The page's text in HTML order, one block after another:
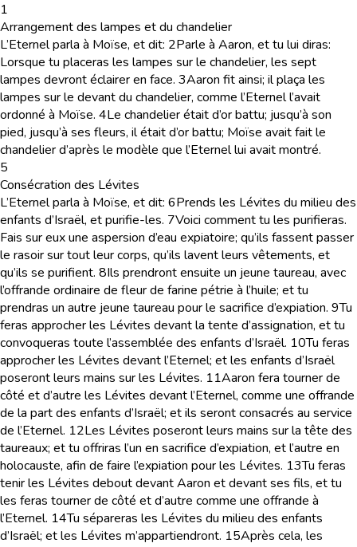
1
Arrangement des lampes et du chandelier
L’Eternel parla à Moïse, et dit: 2Parle à Aaron, et tu lui diras:
Lorsque tu placeras les lampes sur le chandelier, les sept
lampes devront éclairer en face. 3Aaron fit ainsi; il plaça les
lampes sur le devant du chandelier, comme l’Eternel l’avait
ordonné à Moïse. 4Le chandelier était d’or battu; jusqu’à son
pied, jusqu’à ses fleurs, il était d’or battu; Moïse avait fait le
chandelier d’après le modèle que l’Eternel lui avait montré.
5
Consécration des Lévites
L’Eternel parla à Moïse, et dit: 6Prends les Lévites du milieu des
enfants d’Israël, et purifie-les. 7Voici comment tu les purifieras.
Fais sur eux une aspersion d’eau expiatoire; qu’ils fassent passer
le rasoir sur tout leur corps, qu’ils lavent leurs vêtements, et
qu’ils se purifient. 8Ils prendront ensuite un jeune taureau, avec
l’offrande ordinaire de fleur de farine pétrie à l’huile; et tu
prendras un autre jeune taureau pour le sacrifice d’expiation. 9Tu
feras approcher les Lévites devant la tente d’assignation, et tu
convoqueras toute l’assemblée des enfants d’Israël. 10Tu feras
approcher les Lévites devant l’Eternel; et les enfants d’Israël
poseront leurs mains sur les Lévites. 11Aaron fera tourner de
côté et d’autre les Lévites devant l’Eternel, comme une offrande
de la part des enfants d’Israël; et ils seront consacrés au service
de l’Eternel. 12Les Lévites poseront leurs mains sur la tête des
taureaux; et tu offriras l’un en sacrifice d’expiation, et l’autre en
holocauste, afin de faire l’expiation pour les Lévites. 13Tu feras
tenir les Lévites debout devant Aaron et devant ses fils, et tu
les feras tourner de côté et d’autre comme une offrande à
l’Eternel. 14Tu sépareras les Lévites du milieu des enfants
d’Israël; et les Lévites m’appartiendront. 15Après cela, les